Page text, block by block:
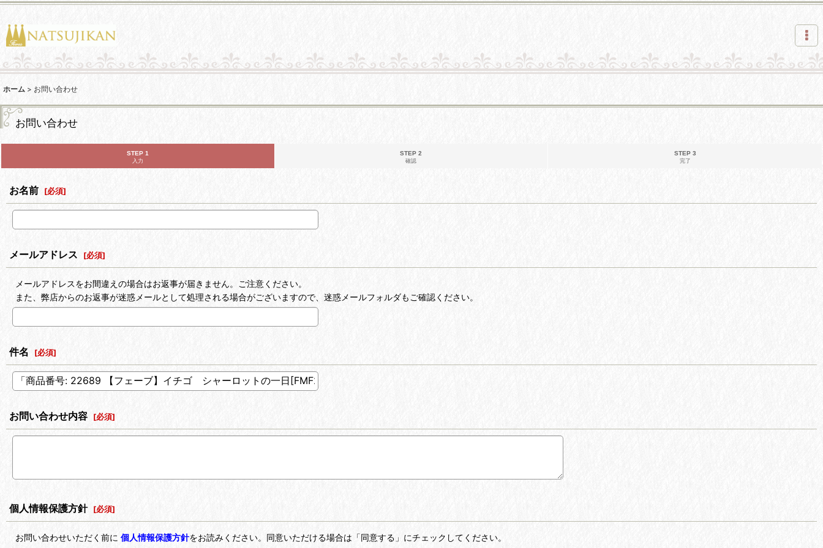
ホーム > お問い合わせ
お問い合わせ
STEP 1
入力
STEP 2
確認
STEP 3
完了
お名前 [必須]
メールアドレス [必須]
メールアドレスをお間違えの場合はお返事が届きません。ご注意ください。
また、弊店からのお返事が迷惑メールとして処理される場合がございますので、迷惑メールフォルダもご確認ください。
件名 [必須]
お問い合わせ内容 [必須]
個人情報保護方針 [必須]
お問い合わせいただく前に 個人情報保護方針をお読みください。同意いただける場合は「同意する」にチェックしてください。